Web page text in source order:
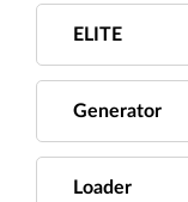
ELITE
Generator
Loader